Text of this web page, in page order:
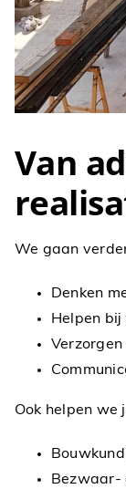
Van
We gaan
Denken
Helpen
Ook helpen we
Bezwaar-